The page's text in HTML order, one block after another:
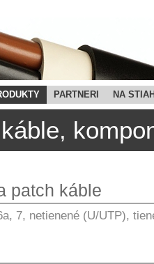
PARTNERI NA
patch káble
7, netienené (U/UTP),